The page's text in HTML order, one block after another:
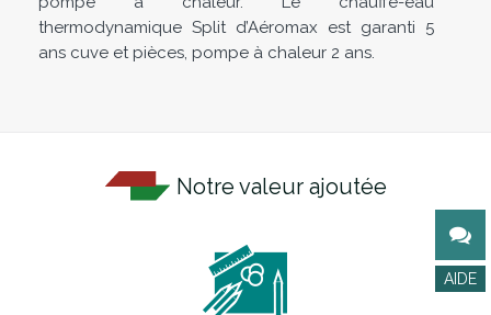
thermodynamique Split d’Aéromax est garanti 5
ans cuve et pièces, pompe à chaleur 2 ans.
Notre valeur ajoutée